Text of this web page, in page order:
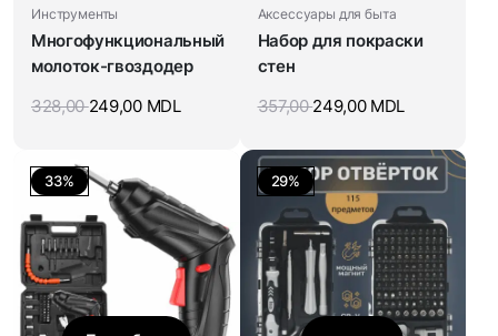
Инструменты
Многофункциональный
молоток-гвоздодер
328,00249,00 MDL
Аксессуары для быта
Набор для покраски
стен
357,00249,00 MDL
33% 29%